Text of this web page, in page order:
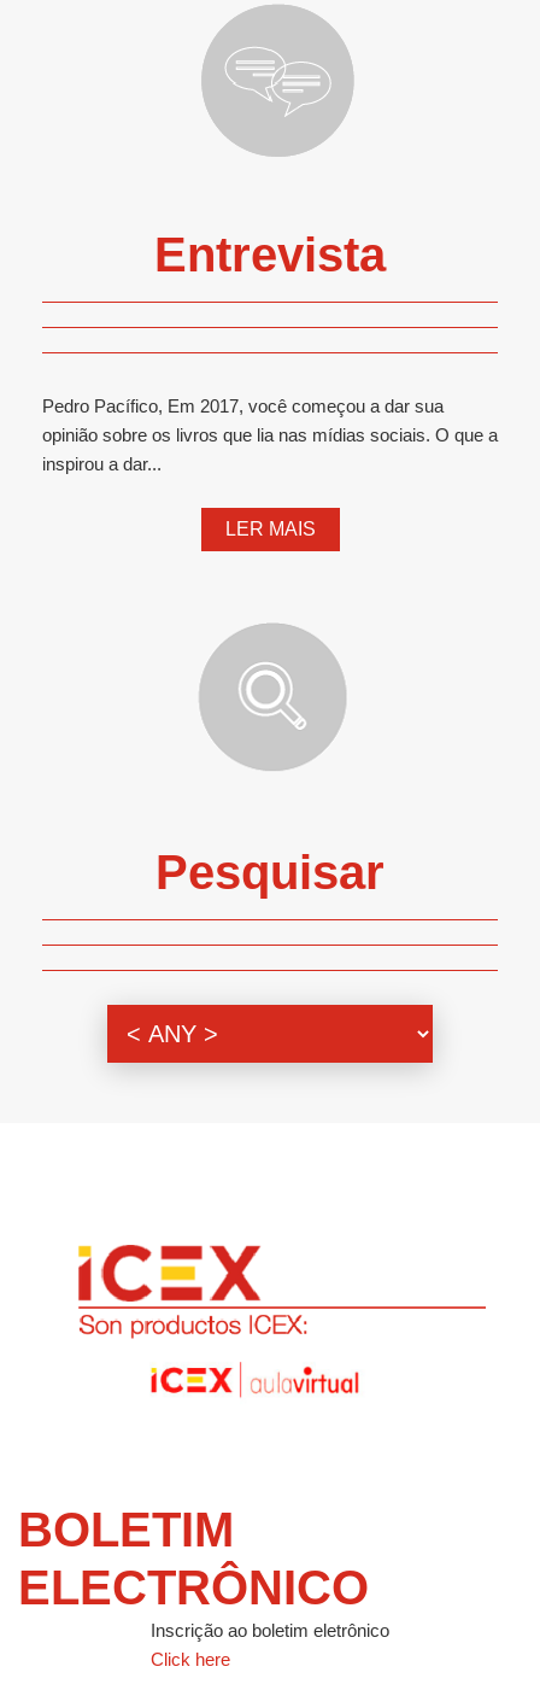
Entrevista
Pedro Pacífico, Em 2017, você começou a dar sua
opinião sobre os livros que lia nas mídias sociais. O que a
inspirou a dar...
LER MAIS
Pesquisar
BOLETIM
ELECTRÔNICO
Inscrição ao boletim eletrônico
Click here